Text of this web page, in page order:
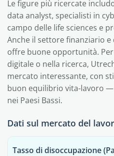
Le figure più ricercate
data analyst, specialisti in
campo delle life sciences e
Anche il settore finanziario
offre buone opportunità.
digitale o nella ricerca,
mercato interessante, con
buon equilibrio vita-lavoro
nei Paesi Bassi.
Dati sul mercato del
Tasso di disoccupazione